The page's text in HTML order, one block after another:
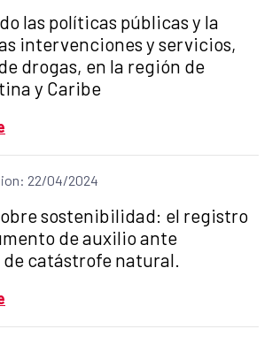
las políticas públicas y la
intervenciones y servicios,
drogas, en la región de
y Caribe
22/04/2024
sostenibilidad: el registro
de auxilio ante
catástrofe natural.